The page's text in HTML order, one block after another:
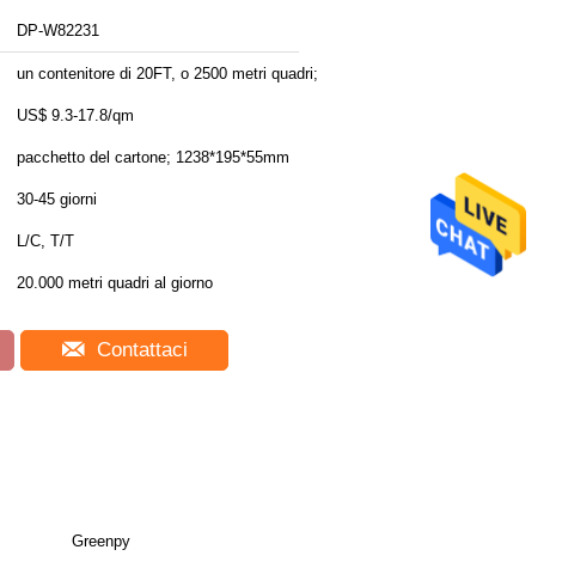
DP-W82231
un contenitore di 20FT, o 2500 metri quadri;
US$ 9.3-17.8/qm
pacchetto del cartone; 1238*195*55mm
30-45 giorni
L/C, T/T
20.000 metri quadri al giorno
Contattaci
Greenpy